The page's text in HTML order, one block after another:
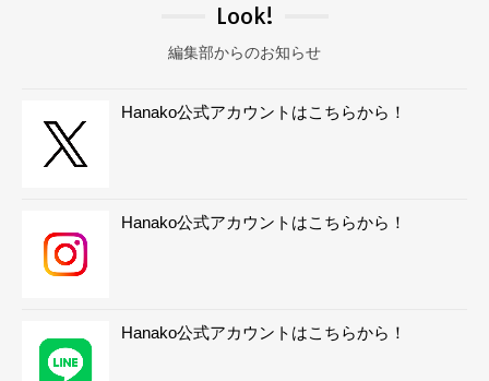
Look!
編集部からのお知らせ
Hanako公式アカウントはこちらから！
Hanako公式アカウントはこちらから！
Hanako公式アカウントはこちらから！